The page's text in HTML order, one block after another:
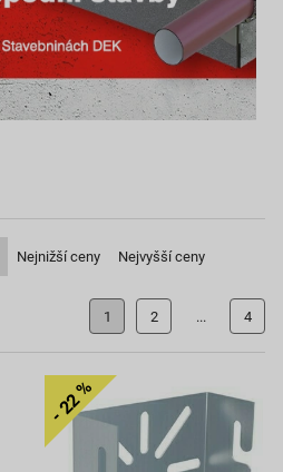
Nejnižší ceny Nejvyšší ceny
1 2 ... 4